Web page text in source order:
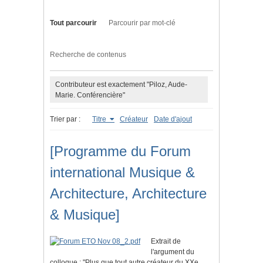
Tout parcourir Parcourir par mot-clé
Recherche de contenus
Contributeur est exactement "Piloz, Aude-
Marie. Conférencière"
Trier par : Titre Créateur Date d'ajout
[Programme du Forum
international Musique &
Architecture, Architecture
& Musique]
Extrait de
l'argument du